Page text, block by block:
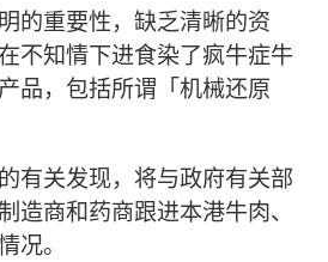
的重要性，缺乏清晰的资
不知情下进食染了疯牛症牛
品，包括所谓「机械还原
有关发现，将与政府有关部
造商和药商跟进本港牛肉、
况。